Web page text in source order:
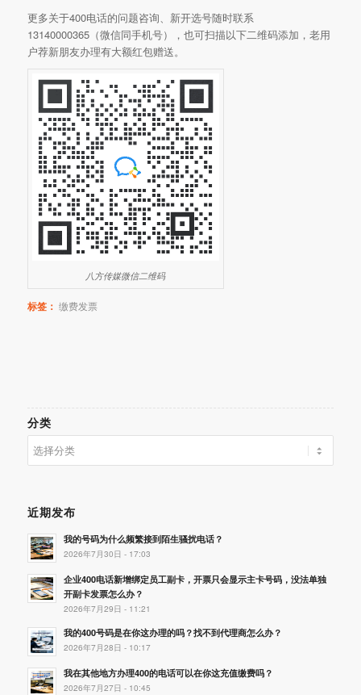
更多关于400电话的问题咨询、新开选号随时联系
13140000365（微信同手机号），也可扫描以下二维码添加，老用
户荐新朋友办理有大额红包赠送。
八方传媒微信二维码
标签： 缴费发票
分类
分
类
近期发布
我的号码为什么频繁接到陌生骚扰电话？
2026年7月30日 - 17:03
企业400电话新增绑定员工副卡，开票只会显示主卡号码，没法单独
开副卡发票怎么办？
2026年7月29日 - 11:21
我的400号码是在你这办理的吗？找不到代理商怎么办？
2026年7月28日 - 10:17
我在其他地方办理400的电话可以在你这充值缴费吗？
2026年7月27日 - 10:45